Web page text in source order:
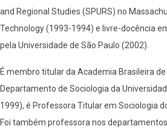
and Regional Studies (SPURS) no
Technology (1993-1994) e livre-docência
pela Universidade de São Paulo (2002).
É membro titular da Academia Brasileira
Departamento de Sociologia da
1999), é Professora Titular em Sociologia
Foi também professora nos